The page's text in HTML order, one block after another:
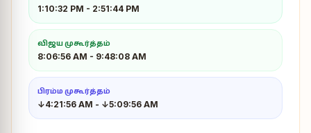
1:10:32 PM - 2:51:44 PM
விஜய முகூர்த்தம்
8:06:56 AM - 9:48:08 AM
பிரம்ம முகூர்த்தம்
↓4:21:56 AM - ↓5:09:56 AM